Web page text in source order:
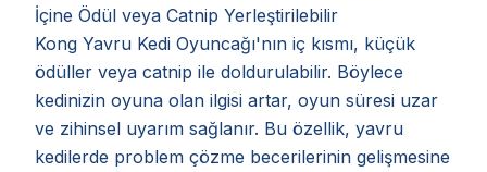
İçine Ödül veya Catnip Yerleştirilebilir
Kong Yavru Kedi Oyuncağı'nın iç kısmı, küçük
ödüller veya catnip ile doldurulabilir. Böylece
kedinizin oyuna olan ilgisi artar, oyun süresi uzar
ve zihinsel uyarım sağlanır. Bu özellik, yavru
kedilerde problem çözme becerilerinin gelişmesine